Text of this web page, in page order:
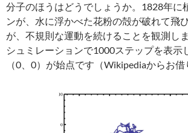
分子のほうはどうでしょうか。1828年に
ンが、水に浮かべた花粉の殻が破れて飛
が、不規則な運動を続けることを観測し
シュミレーションで1000ステップを表示
（0、0）が始点です（Wikipediaからお借